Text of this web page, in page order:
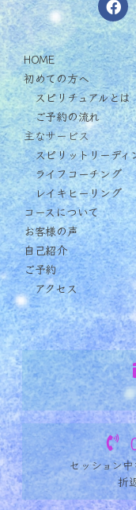
HOME
初めての方へ
スピリチュアルとは
ご予約の流れ
主なサービス
スピリットリーディ
ライフコーチング
レイキヒーリング
コースについて
お客様の声
自己紹介
ご予約
アクセス
セッション
折